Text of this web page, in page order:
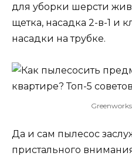
для уборки шерсти
щетка, насадка 2-в-1 и
насадки на трубке.
Да и сам пылесос
пристального